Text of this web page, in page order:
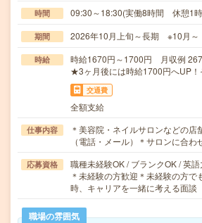
時間 09:30～18:30(実働8時間 休憩1
期間 2026年10月上旬～長期 ※10月～
時給
時給1670円～1700円 月収例
★3ヶ月後には時給1700円へUP
交通費
全額支給
仕事内容
＊美容院・ネイルサロンなどの店
（電話・メール）＊サロンに合
応募資格
職種未経験OK / ブランクOK / 英
＊未経験の方歓迎＊未経験の方で
時、キャリアを一緒に考える面
職場の雰囲気